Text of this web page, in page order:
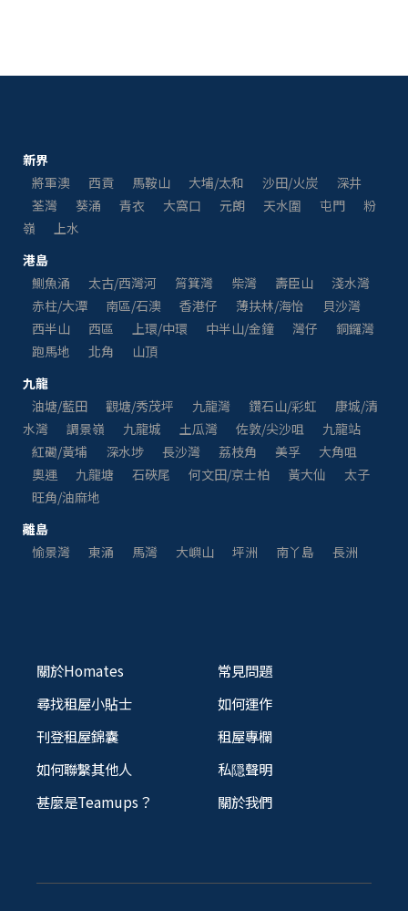
新界
將軍澳
西貢 馬鞍山 大埔/太和 沙田/火炭
深井
荃灣
葵涌 青衣 大窩口 元朗 天水圍 屯門
粉
嶺
上水
港島
鰂魚涌
太古/西灣河 筲箕灣 柴灣 壽臣山
淺水灣
赤柱/大潭
南區/石澳 香港仔 薄扶林/海怡
貝沙灣
西半山
西區 上環/中環 中半山/金鐘 灣仔
銅鑼灣
跑馬地
北角
山頂
九龍
油塘/藍田
觀塘/秀茂坪 九龍灣 鑽石山/彩虹
康城/清
水灣
調景嶺 九龍城 土瓜灣 佐敦/尖沙咀
九龍站
紅磡/黃埔
深水埗 長沙灣 荔枝角 美孚
大角咀
奧運
九龍塘 石硤尾 何文田/京士柏 黃大仙
太子
旺角/油麻地
離島
愉景灣
東涌 馬灣 大嶼山 坪洲 南丫島 長洲
關於Homates
尋找租屋小貼士
刊登租屋錦囊
如何聯繫其他人
甚麼是Teamups？
常見問題
如何運作
租屋專欄
私隠聲明
關於我們